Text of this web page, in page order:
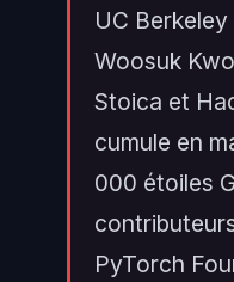
UC
Woosuk
Stoica et
cumule en
000 étoiles
PyTorch